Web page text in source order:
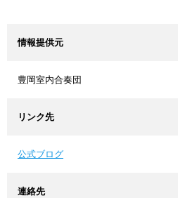
情報提供元
豊岡室内合奏団
リンク先
公式ブログ
連絡先